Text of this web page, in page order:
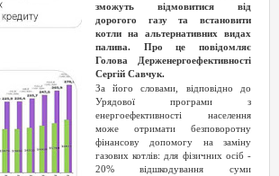
зможуть відмовитися від
дорогого газу та встановити
котли на альтернативних видах
палива. Про це повідомляє
Голова Держенергоефективності
Сергій Савчук.
За його словами, відповідно до
Урядової програми з
енергоефективності населення
може отримати безповоротну
фінансову допомогу на заміну
газових котлів: для фізичних осіб -
20% відшкодування суми